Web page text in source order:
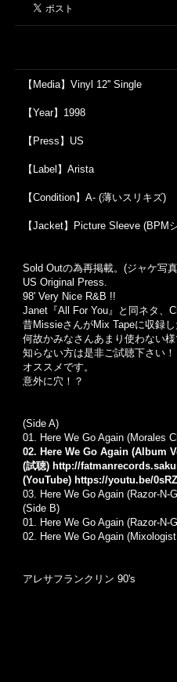
【Media】Vinyl 12'' Single
【Year】1998
【Press】US
【Label】Arista
【Condition】A- (薄いスリキズ)
【Jacket】Picture Sleeve (BPM
Sold Outの為再掲載。(ジャケ写
US Original Press.
98' Very Nice R&B !!
Janet『All For You』と同ネタ、
昔MissieさんがMix Tapeに収録
何故かみなさんあまり使わない
知らない方は是非ご試聴下さい！
オススメです。
意外に穴！？
(Side A)
01. Here We Go Again (Morales
02. Here We Go Again (Album
(試聴) http://
(YouTube) https://youtu.be/
03. Here We Go Again (Razor-N-
(Side B)
01. Here We Go Again (Razor-N-
02. Here We Go Again
アレサフランクリン 90's